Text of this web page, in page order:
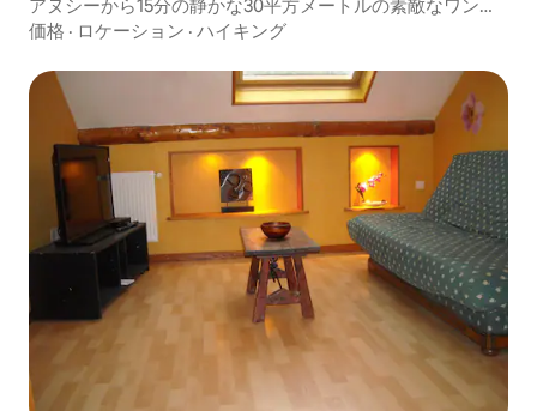
アヌシーから15分の静かな30平方メートルの素敵なワンル
ーム
価格 · ロケーション · ハイキング